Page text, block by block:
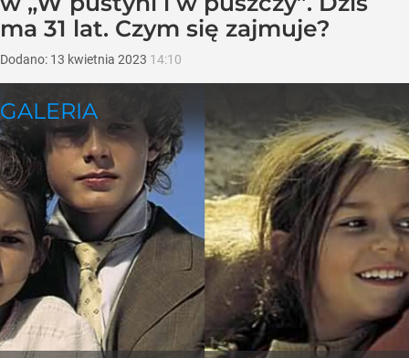
ma 31 lat. Czym się zajmuje?
Dodano: 13 kwietnia 2023 14:10